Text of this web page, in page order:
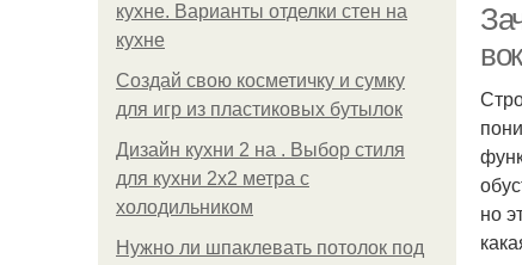
кухне. Варианты отделки стен на
кухне
Создай свою косметичку и сумку
для игр из пластиковых бутылок
Дизайн кухни 2 на . Выбор стиля
для кухни 2х2 метра с
холодильником
Нужно ли шпаклевать потолок под
но